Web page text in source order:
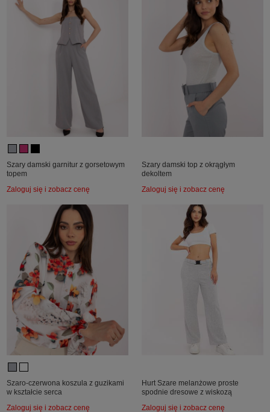
Szary damski garnitur z gorsetowym
topem
Zaloguj się i zobacz cenę
Szary damski top z okrągłym
dekoltem
Zaloguj się i zobacz cenę
Szaro-czerwona koszula z guzikami
w kształcie serca
Zaloguj się i zobacz cenę
Hurt Szare melanżowe proste
spodnie dresowe z wiskozą
Zaloguj się i zobacz cenę